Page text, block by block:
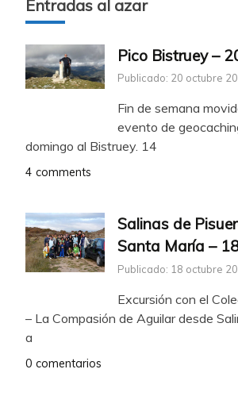
Entradas al azar
Pico Bistruey –
Publicado: 20 octubre
Fin de semana
evento de
domingo al Bistruey. 14
4 comments
Salinas de
Santa María –
Publicado: 18 octubre
Excursión con el
– La Compasión de Aguilar desde
a
0 comentarios